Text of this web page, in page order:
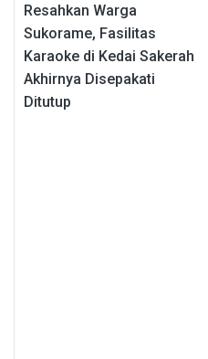
Resahkan Warga
Sukorame, Fasilitas
Karaoke di Kedai Sakerah
Akhirnya Disepakati
Ditutup